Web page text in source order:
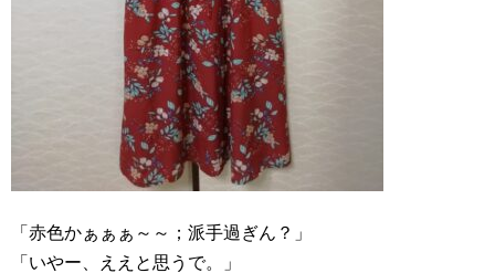
「赤色かぁぁぁ～～；派手過ぎん？」
「いやー、ええと思うで。」